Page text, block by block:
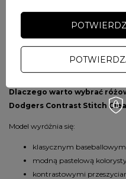
wydaniu
baseballowe fasony z
kolorystyka świetnie wpisują się
streetwear inspirowany kulturą
Dlaczego warto wybrać
Dodgers Contrast Stitch
Model wyróżnia się:
klasycznym
modną pastelową
kontrastowymi